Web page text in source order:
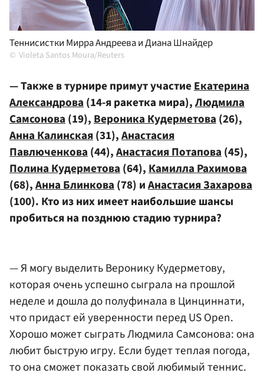
Теннисистки Мирра Андреева и Диана Шнайдер
Violeta Santos Moura/Reuters
— Также в турнире примут участиеЕкатерина
Александрова(14-я ракетка мира),Людмила
Самсонова(19),Вероника Кудерметова(26),
Анна Калинская(31),Анастасия
Павлюченкова(44),Анастасия Потапова(45),
Полина Кудерметова(64),Камилла Рахимова
(68),Анна Блинкова(78) иАнастасия Захарова
(100). Кто из них имеет наибольшие шансы
пробиться на позднюю стадию турнира?
— Я могу выделить Веронику Кудерметову,
которая очень успешно сыграла на прошлой
неделе и дошла до полуфинала в Цинциннати,
что придаст ей уверенности перед US Open.
Хорошо может сыграть Людмила Самсонова: она
любит быструю игру. Если будет теплая погода,
то она сможет показать свой любимый теннис.